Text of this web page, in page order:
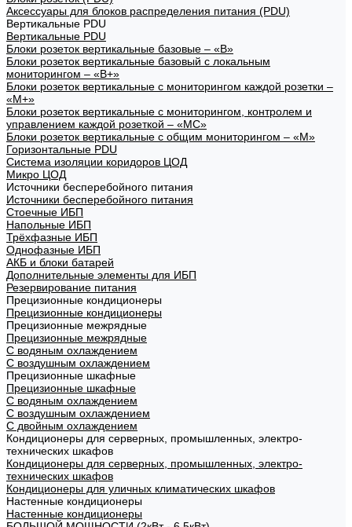
Аксессуары для блоков распределения питания (PDU)
Вертикальные PDU
Вертикальные PDU
Блоки розеток вертикальные базовые – «В»
Блоки розеток вертикальные базовый с локальным
мониторингом – «В+»
Блоки розеток вертикальные с мониторингом каждой розетки –
«М+»
Блоки розеток вертикальные с мониторингом, контролем и
управлением каждой розеткой – «МС»
Блоки розеток вертикальные с общим мониторингом – «М»
Горизонтальные PDU
Система изоляции коридоров ЦОД
Микро ЦОД
Источники бесперебойного питания
Источники бесперебойного питания
Стоечные ИБП
Напольные ИБП
Трёхфазные ИБП
Однофазные ИБП
АКБ и блоки батарей
Дополнительные элементы для ИБП
Резервирование питания
Прецизионные кондиционеры
Прецизионные кондиционеры
Прецизионные межрядные
Прецизионные межрядные
С водяным охлаждением
С воздушным охлаждением
Прецизионные шкафные
Прецизионные шкафные
С водяным охлаждением
С воздушным охлаждением
С двойным охлаждением
Кондиционеры для серверных, промышленных, электро-
технических шкафов
Кондиционеры для серверных, промышленных, электро-
технических шкафов
Кондиционеры для уличных климатических шкафов
Настенные кондиционеры
Настенные кондиционеры